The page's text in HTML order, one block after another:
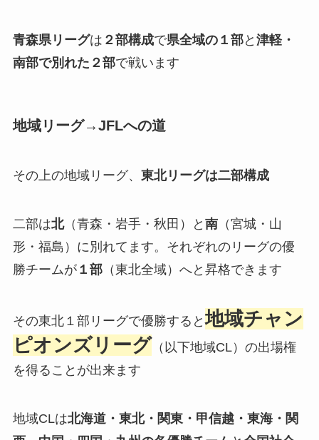
青森県リーグは ２部構成で県全域の１部と 津軽・
南部で別れた２部で戦います
地域リーグ→JFLへの道
その上の地域リーグ、 東北リーグは二部構成
二部は北（青森・岩手・秋田）と 南（宮城・山
形・福島）に別れてます。それぞれのリーグの優
勝チームが１部（東北全域）へと昇格できます
その東北１部リーグで優勝すると地域チャン
ピオンズリーグ （以下地域CL）の出場権
を得ることが出来ます
地域CLは北海道・東北・関東・甲信越・東海・関